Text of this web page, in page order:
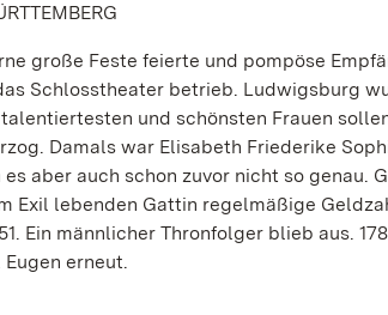
große Feste feierte und pompöse
Schlosstheater betrieb. Ludwigsburg
und schönsten Frauen
Damals war Elisabeth Friederike
aber auch schon zuvor nicht so genau.
Exil lebenden Gattin regelmäßige
Ein männlicher Thronfolger blieb aus.
erneut.